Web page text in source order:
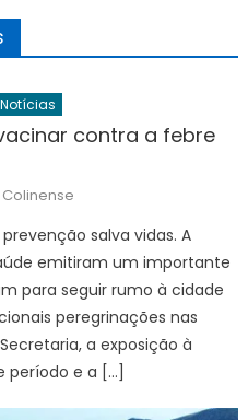
contra a febre
Colinense
salva vidas. A
emitiram um importante
para seguir rumo à cidade
peregrinações nas
a exposição à
e a […]